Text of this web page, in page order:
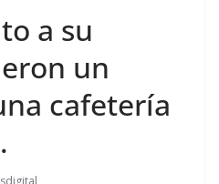
a su
un
cafetería